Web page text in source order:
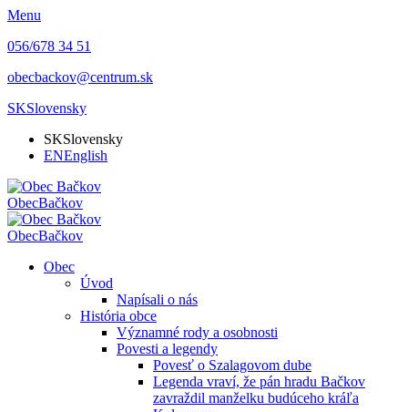
Menu
056/678 34 51
obecbackov@centrum.sk
SKSlovensky
SKSlovensky
ENEnglish
ObecBačkov
ObecBačkov
Obec
Úvod
Napísali o nás
História obce
Významné rody a osobnosti
Povesti a legendy
Povesť o Szalagovom dube
Legenda vraví, že pán hradu Bačkov
zavraždil manželku budúceho kráľa